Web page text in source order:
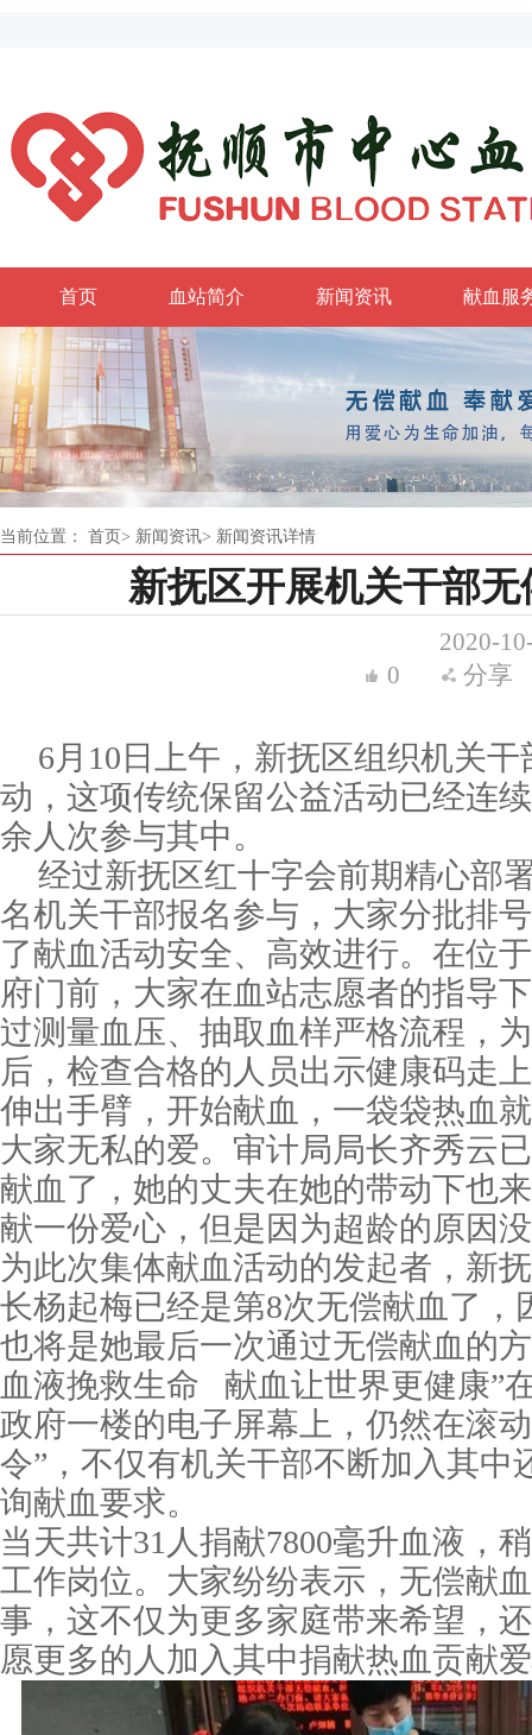
首页 血站简介 新闻资讯 献血服
政务
当前位置： 首页> 新闻资讯> 新闻资讯详情
新抚区开展机关干部
2020-
0
分享
6月10日上午，新抚区组织机关
动，这项传统保留公益活动已经连
余人次参与其中。
经过新抚区红十字会前期精心部
名机关干部报名参与，大家分批排
了献血活动安全、高效进行。在位
府门前，大家在血站志愿者的指导
过测量血压、抽取血样严格流程，
后，检查合格的人员出示健康码走
伸出手臂，开始献血，一袋袋热血
大家无私的爱。审计局局长齐秀云
献血了，她的丈夫在她的带动下也
献一份爱心，但是因为超龄的原因
为此次集体献血活动的发起者，新
长杨起梅已经是第8次无偿献血了，
也将是她最后一次通过无偿献血的
血液挽救生命 献血让世界更健康”
政府一楼的电子屏幕上，仍然在滚
令”，不仅有机关干部不断加入其中
询献血要求。
当天共计31人捐献7800毫升血液，
工作岗位。大家纷纷表示，无偿献
事，这不仅为更多家庭带来希望，
愿更多的人加入其中捐献热血贡献